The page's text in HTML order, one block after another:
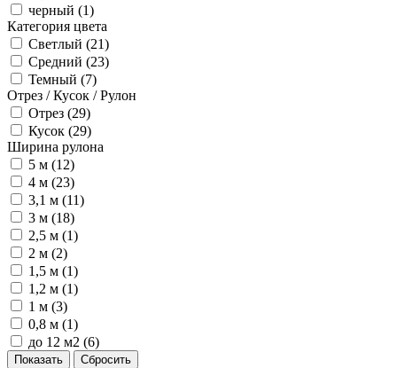
черный (1)
Категория цвета
Светлый (21)
Средний (23)
Темный (7)
Отрез / Кусок / Рулон
Отрез (29)
Кусок (29)
Ширина рулона
5 м (12)
4 м (23)
3,1 м (11)
3 м (18)
2,5 м (1)
2 м (2)
1,5 м (1)
1,2 м (1)
1 м (3)
0,8 м (1)
до 12 м2 (6)